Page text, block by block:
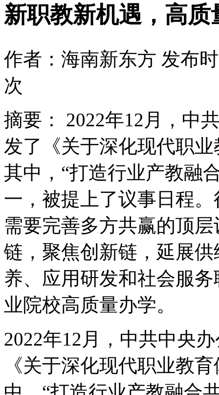
新职教新机遇，高
作者：海南新东方 发布
次
摘要： 2022年12月，中
发了《关于深化现代职
其中，“打造行业产教融
一，被提上了议事日程
需要完善多方共赢的顶
链，聚焦创新链，延展
养、应用研发和社会服
业院校高质量办学。
2022年12月，中共中央
《关于深化现代职业教